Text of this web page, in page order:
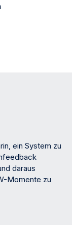
ein System zu
daraus
Momente zu